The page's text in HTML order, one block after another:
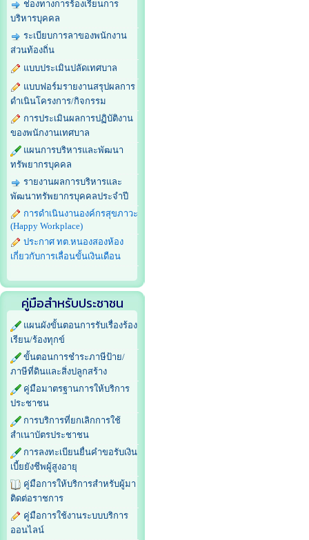
ช่องทางการร้องเรียนการ
บริหารบุคคล
ระเบียบการลาของพนักงาน
ส่วนท้องถิ่น
แบบประเมินปลัดเทศบาล
แบบฟอร์มรายงานสรุปผลการ
ดำเนินโครงการ/กิจกรรม
การประเมินผลการปฏิบัติงาน
ของพนักงานเทศบาล
แผนการบริหารและพัฒนา
ทรัพยากรบุคคล
รายงานผลการบริหารและ
พัฒนาทรัพยากรบุคคลประจำปี
การดำเนินงานองค์กรสุขภาวะ
(Happy Workplace)
ประกาศ ทต.หนองสองห้อง
เกี่ยวกับการเลื่อนขั้นเงินเดือน
คู่มือสำหรับประชาชน
แผนผังขั้นตอนการรับเรื่องร้อง
เรียน/ร้องทุกข์
ขั้นตอนการชำระภาษีป้าย/
ภาษีที่ดินและสิ่งปลูกสร้าง
คู่มือมาตรฐานการให้บริการ
ประชาชน
การบริการที่ยกเลิกการใช้
สำเนาบัตรประชาชน
การลงทะเบียนยื่นคำขอรับเงิน
เบี้ยยังชีพผู้สูงอายุ
คู่มือการให้บริการสำหรับผู้มา
ติดต่อราชการ
คู่มือการใช้งานระบบบริการ
ออนไลน์